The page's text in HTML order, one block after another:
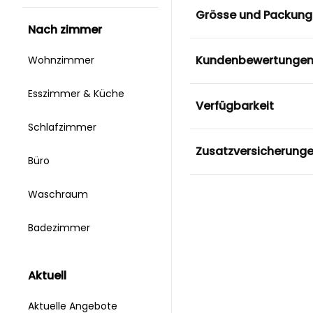
nach zimmer
Wohnzimmer
Esszimmer & Küche
Schlafzimmer
Büro
Waschraum
Badezimmer
aktuell
Aktuelle Angebote
Grösse und Packung
Kundenbewertungen
Verfügbarkeit